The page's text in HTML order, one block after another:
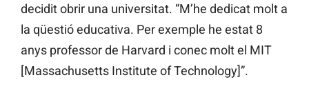
decidit obrir una universitat. “M’he dedicat molt a
la qüestió educativa. Per exemple he estat 8
anys professor de Harvard i conec molt el MIT
[Massachusetts Institute of Technology]”.